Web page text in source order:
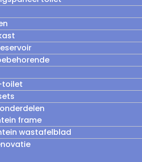
frame
wastafelblad